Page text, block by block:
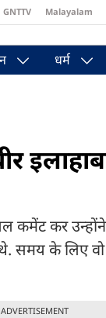
GNTTV Malayalam
धर्म
कमेंट कर
समय के लिए
ADVERTISEMENT